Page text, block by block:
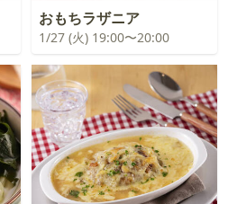
おもちラザニア
1/27 (火) 19:00〜20:00